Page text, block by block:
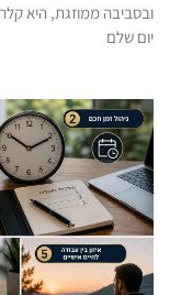
ובסביבה ממוזגת, היא
יום שלם